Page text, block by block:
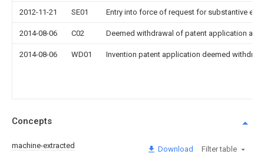
2012-11-21 SE01 Entry into force of request for substantive
2014-08-06 C02 Deemed withdrawal of patent application
2014-08-06 WD01 Invention patent application deemed
Concepts
machine-extracted Download Filter table